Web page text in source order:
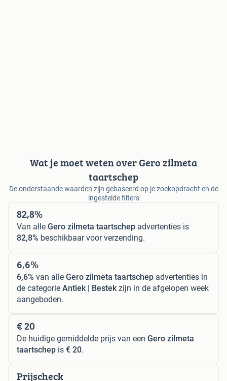
Wat je moet weten over Gero zilmeta
taartschep
De onderstaande waarden zijn gebaseerd op je zoekopdracht en de
ingestelde filters
82,8%
Van alle Gero zilmeta taartschep advertenties is
82,8% beschikbaar voor verzending.
6,6%
6,6% van alle Gero zilmeta taartschep advertenties in
de categorie Antiek | Bestek zijn in de afgelopen week
aangeboden.
€ 20
De huidige gemiddelde prijs van een Gero zilmeta
taartschep is € 20.
Prijscheck